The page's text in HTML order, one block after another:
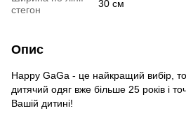
стегон
30 см
Опис
Happy GaGa - це найкращий вибір,
дитячий одяг вже більше 25 років і
Вашій дитині!